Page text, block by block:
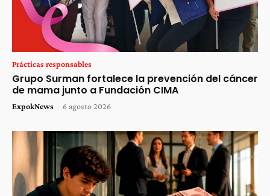
Prácticas responsables
Grupo Surman fortalece la prevención del cáncer
de mama junto a Fundación CIMA
ExpokNews - 6 agosto 2026